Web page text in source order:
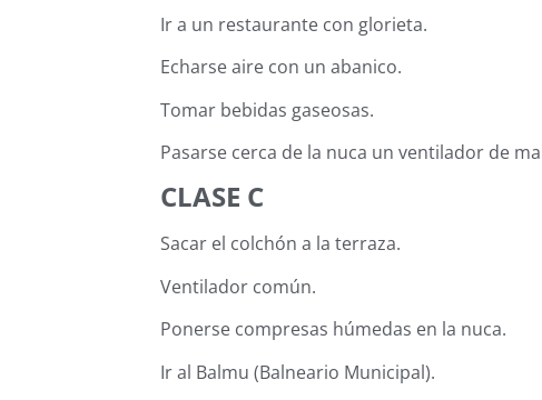
Ir a un restaurante con glorieta.
Echarse aire con un abanico.
Tomar bebidas gaseosas.
Pasarse cerca de la nuca un ventilador de
CLASE C
Sacar el colchón a la terraza.
Ventilador común.
Ponerse compresas húmedas en la nuca.
Ir al Balmu (Balneario Municipal).